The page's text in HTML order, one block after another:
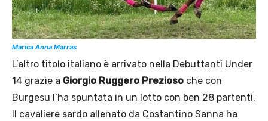
Marica Anna Marras
L’altro titolo italiano è arrivato nella Debuttanti Under
14 grazie a Giorgio Ruggero Prezioso che con
Burgesu l’ha spuntata in un lotto con ben 28 partenti.
Il cavaliere sardo allenato da Costantino Sanna ha